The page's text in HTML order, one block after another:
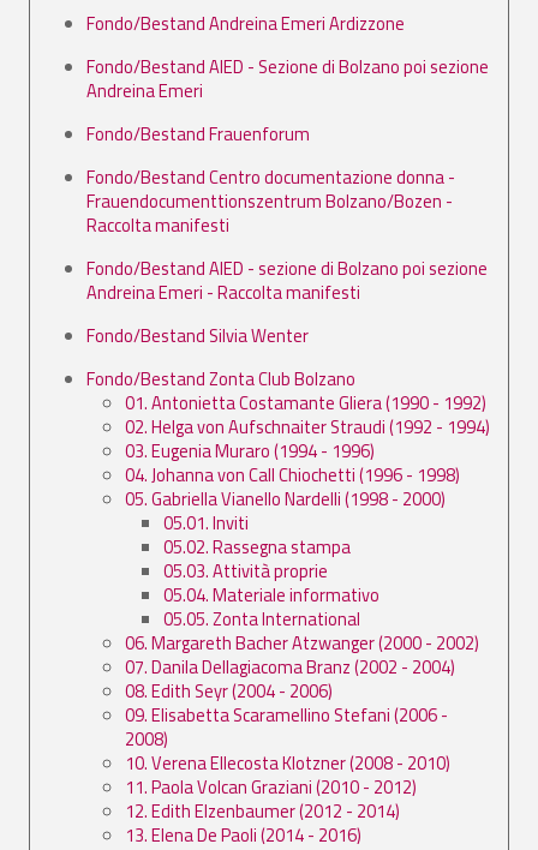
Fondo/Bestand Andreina Emeri Ardizzone
Fondo/Bestand AIED - Sezione di Bolzano poi sezione
Andreina Emeri
Fondo/Bestand Frauenforum
Fondo/Bestand Centro documentazione donna -
Frauendocumenttionszentrum Bolzano/Bozen -
Raccolta manifesti
Fondo/Bestand AIED - sezione di Bolzano poi sezione
Andreina Emeri - Raccolta manifesti
Fondo/Bestand Silvia Wenter
Fondo/Bestand Zonta Club Bolzano
01. Antonietta Costamante Gliera (1990 - 1992)
02. Helga von Aufschnaiter Straudi (1992 - 1994)
03. Eugenia Muraro (1994 - 1996)
04. Johanna von Call Chiochetti (1996 - 1998)
05. Gabriella Vianello Nardelli (1998 - 2000)
05.01. Inviti
05.02. Rassegna stampa
05.03. Attività proprie
05.04. Materiale informativo
05.05. Zonta International
06. Margareth Bacher Atzwanger (2000 - 2002)
07. Danila Dellagiacoma Branz (2002 - 2004)
08. Edith Seyr (2004 - 2006)
09. Elisabetta Scaramellino Stefani (2006 -
2008)
10. Verena Ellecosta Klotzner (2008 - 2010)
11. Paola Volcan Graziani (2010 - 2012)
12. Edith Elzenbaumer (2012 - 2014)
13. Elena De Paoli (2014 - 2016)